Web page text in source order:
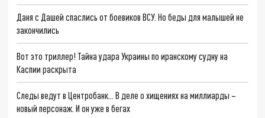
Даня с Дашей спаслись от боевиков ВСУ. Но беды для малышей не
закончились
Вот это триллер! Тайна удара Украины по иранскому судну на
Каспии раскрыта
Следы ведут в Центробанк… В деле о хищениях на миллиарды –
новый персонаж. И он уже в бегах